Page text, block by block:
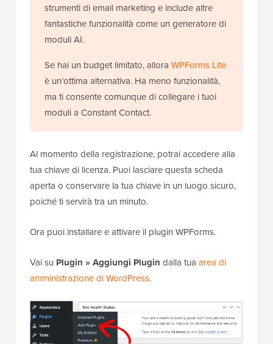
strumenti di email marketing e include altre
fantastiche funzionalità come un generatore di
moduli AI.
Se hai un budget limitato, allora WPForms Lite
è un’ottima alternativa. Ha meno funzionalità,
ma ti consente comunque di collegare i tuoi
moduli a Constant Contact.
Al momento della registrazione, potrai accedere alla
tua chiave di licenza. Puoi lasciare questa scheda
aperta o conservare la tua chiave in un luogo sicuro,
poiché ti servirà tra un minuto.
Ora puoi installare e attivare il plugin WPForms.
Vai su Plugin » Aggiungi Plugin dalla tua area di
amministrazione di WordPress.